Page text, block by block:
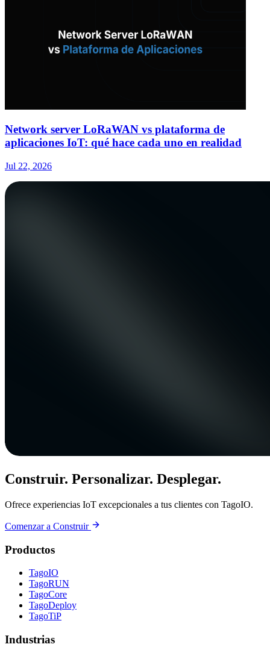
Network server LoRaWAN vs plataforma de
aplicaciones IoT: qué hace cada uno en realidad
Jul 22, 2026
Construir. Personalizar. Desplegar.
Ofrece experiencias IoT excepcionales a tus clientes con TagoIO.
Comenzar a Construir
Productos
TagoIO
TagoRUN
TagoCore
TagoDeploy
TagoTiP
Industrias